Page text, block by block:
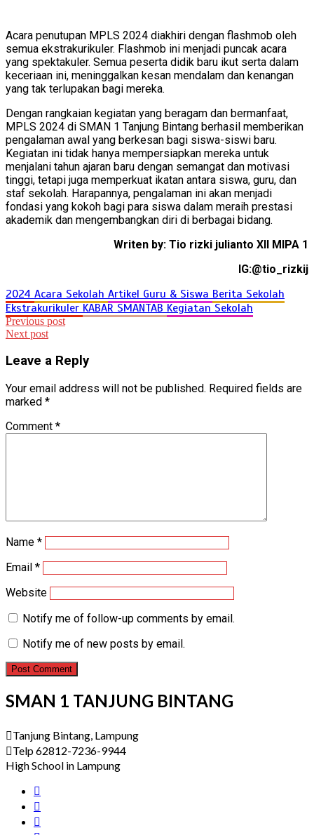
Acara penutupan MPLS 2024 diakhiri dengan flashmob oleh
semua ekstrakurikuler. Flashmob ini menjadi puncak acara
yang spektakuler. Semua peserta didik baru ikut serta dalam
keceriaan ini, meninggalkan kesan mendalam dan kenangan
yang tak terlupakan bagi mereka.
Dengan rangkaian kegiatan yang beragam dan bermanfaat,
MPLS 2024 di SMAN 1 Tanjung Bintang berhasil memberikan
pengalaman awal yang berkesan bagi siswa-siswi baru.
Kegiatan ini tidak hanya mempersiapkan mereka untuk
menjalani tahun ajaran baru dengan semangat dan motivasi
tinggi, tetapi juga memperkuat ikatan antara siswa, guru, dan
staf sekolah. Harapannya, pengalaman ini akan menjadi
fondasi yang kokoh bagi para siswa dalam meraih prestasi
akademik dan mengembangkan diri di berbagai bidang.
Writen by: Tio rizki julianto XII MIPA 1
IG:@tio_rizkij
2024 Acara Sekolah Artikel Guru & Siswa Berita Sekolah
EkstrakurikulerKABAR SMANTABKegiatan Sekolah
Post
navigation
Previous post
Next post
Leave a Reply
Your email address will not be published. Required fields are
marked *
Comment *
Name *
Email *
Website
Notify me of follow-up comments by email.
Notify me of new posts by email.
SMAN 1 TANJUNG BINTANG
Tanjung Bintang, Lampung
Telp 62812-7236-9944
High School in Lampung